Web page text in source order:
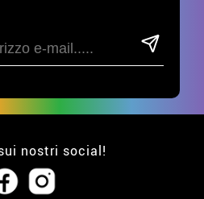
nostri social!